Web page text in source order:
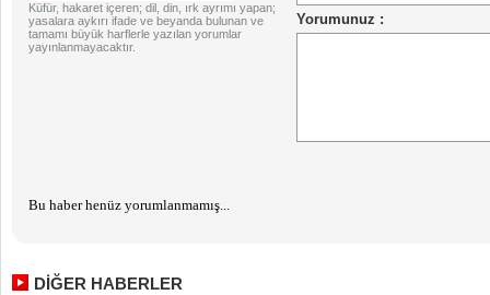
Küfür, hakaret içeren; dil, din, ırk ayrımı yapan;
yasalara aykırı ifade ve beyanda bulunan ve
tamamı büyük harflerle yazılan yorumlar
yayınlanmayacaktır.
Bu haber henüz yorumlanmamış...
DİĞER HABERLER